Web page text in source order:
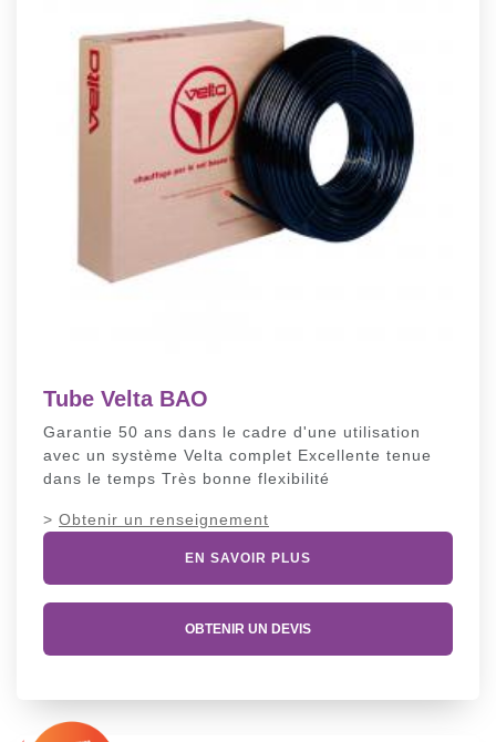
Tube Velta BAO
Garantie 50 ans dans le cadre d'une utilisation
avec un système Velta complet Excellente tenue
dans le temps Très bonne flexibilité
> Obtenir un renseignement
EN SAVOIR PLUS
OBTENIR UN DEVIS